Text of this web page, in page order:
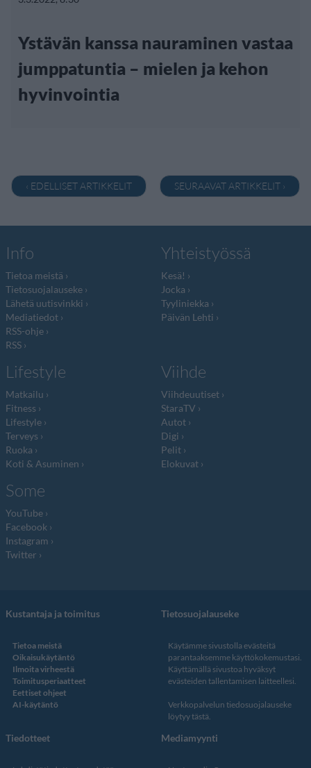
Ystävän kanssa nauraminen vastaa
jumppatuntia – mielen ja kehon
hyvinvointia
‹ EDELLISET ARTIKKELIT SEURAAVAT ARTIKKELIT ›
Info
Tietoa meistä
Tietosuojalauseke
Lähetä uutisvinkki
Mediatiedot
RSS-ohje
RSS
Yhteistyössä
Kesä!
Jocka
Tyyliniekka
Päivän Lehti
Lifestyle
Matkailu
Fitness
Lifestyle
Terveys
Ruoka
Koti & Asuminen
Viihde
Viihdeuutiset
StaraTV
Autot
Digi
Pelit
Elokuvat
Some
YouTube
Facebook
Instagram
Twitter
Kustantaja ja toimitus
Tietoa meistä
Oikaisukäytäntö
Ilmoita virheestä
Toimitusperiaatteet
Eettiset ohjeet
AI-käytäntö
Tietosuojalauseke
Käytämme sivustolla evästeitä
parantaaksemme käyttökokemustasi.
Käyttämällä sivustoa hyväksyt
evästeiden tallentamisen laitteellesi.
Verkkopalvelun tiedosuojalauseke
löytyy tästä
Tiedotteet Mediamyynti